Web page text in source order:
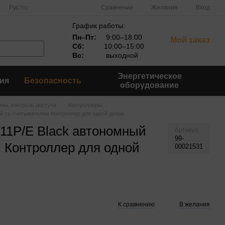
Рус Сравнение Желания Вход
График работы:
Пн–Пт:
9:00–18:00
Сб:
10:00–15:00
Вс:
выходной
Мой заказ
Безопасность
Энергетическое
оборудование
контроль доступа
Контроллеры
со считывателем Контроллер для одной двери
E Black автономный
для одной
99-
00021531
К сравнению В желания